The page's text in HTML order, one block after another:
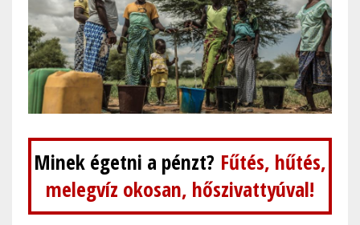
Minek égetni a pénzt? Fűtés, hűtés,
melegvíz okosan, hőszivattyúval!